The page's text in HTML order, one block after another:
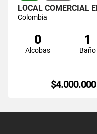
Colombia
0
Alcobas
1
Baño
$4.000.000